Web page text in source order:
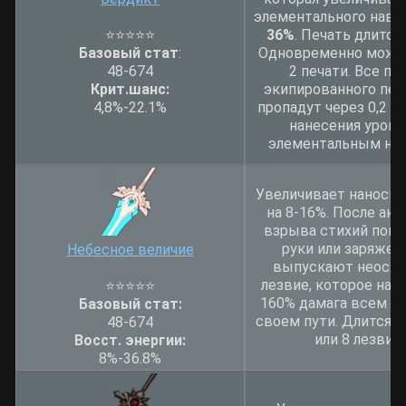
⭐⭐⭐⭐⭐
Базовый стат:
48-674
Крит.шанс:
4,8%-22.1%
элементального
36%. Печать длится
Одновременно
2 печати. Все
экипированного
пропадут через 0,2
нанесения урона
элементальным
Небесное величие
⭐⭐⭐⭐⭐
Базовый стат:
48-674
Восст. энергии:
8%-36.8%
Увеличивает
на 8-16%. После
взрыва стихий
руки или
выпускают
лезвие, которое
160% дамага всем
своем пути. Длится
или 8 лезвий.